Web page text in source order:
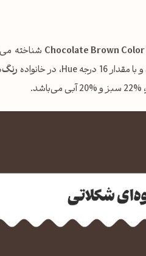
Chocolate Brown Color